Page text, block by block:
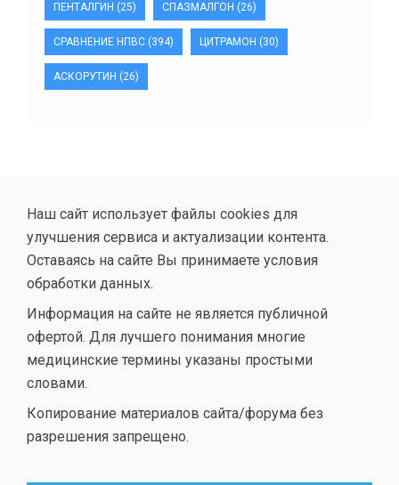
ПЕНТАЛГИН (25) СПАЗМАЛГОН (26)
СРАВНЕНИЕ НПВС (394) ЦИТРАМОН (30)
АСКОРУТИН (26)
Наш сайт использует файлы cookies для
улучшения сервиса и актуализации контента.
Оставаясь на сайте Вы принимаете условия
обработки данных.
Информация на сайте не является публичной
офертой. Для лучшего понимания многие
медицинские термины указаны простыми
словами.
Копирование материалов сайта/форума без
разрешения запрещено.